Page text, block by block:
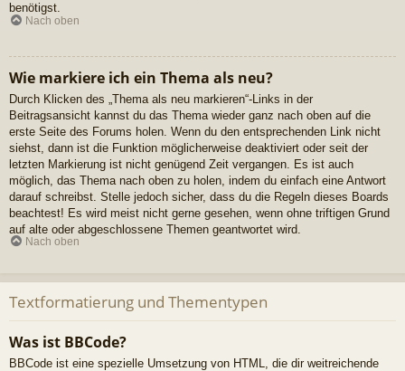
benötigst.
Nach oben
Wie markiere ich ein Thema als neu?
Durch Klicken des „Thema als neu markieren“-Links in der
Beitragsansicht kannst du das Thema wieder ganz nach oben auf die
erste Seite des Forums holen. Wenn du den entsprechenden Link nicht
siehst, dann ist die Funktion möglicherweise deaktiviert oder seit der
letzten Markierung ist nicht genügend Zeit vergangen. Es ist auch
möglich, das Thema nach oben zu holen, indem du einfach eine Antwort
darauf schreibst. Stelle jedoch sicher, dass du die Regeln dieses Boards
beachtest! Es wird meist nicht gerne gesehen, wenn ohne triftigen Grund
auf alte oder abgeschlossene Themen geantwortet wird.
Nach oben
Textformatierung und Thementypen
Was ist BBCode?
BBCode ist eine spezielle Umsetzung von HTML, die dir weitreichende